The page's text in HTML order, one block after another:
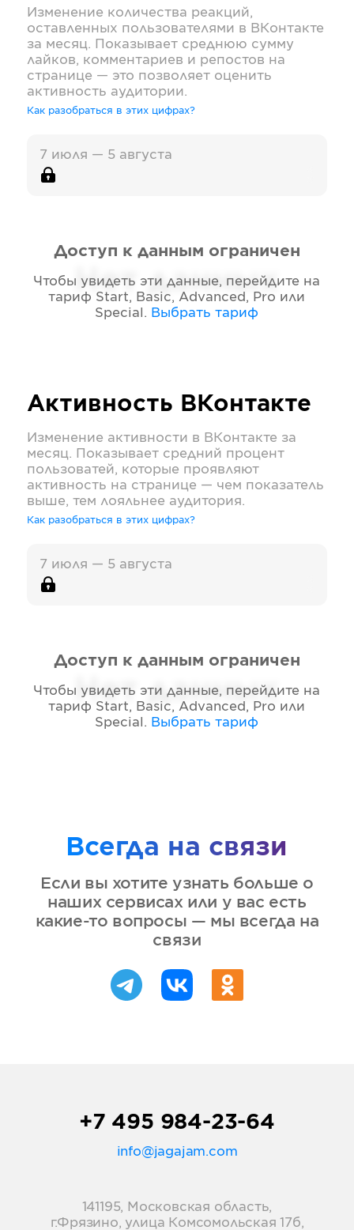
Изменение количества реакций,
оставленных пользователями в ВКонтакте
за месяц. Показывает среднюю сумму
лайков, комментариев и репостов на
странице — это позволяет оценить
активность аудитории.
Как разобраться в этих цифрах?
7 июля — 5 августа
Нет данных
Доступ к данным ограничен
Чтобы увидеть эти данные, перейдите на
тариф Start, Basic, Advanced, Pro или
Special . Выбрать тариф
Активность ВКонтакте
Изменение активности в ВКонтакте за
месяц. Показывает средний процент
пользоватей, которые проявляют
активность на странице — чем показатель
выше, тем лояльнее аудитория.
Как разобраться в этих цифрах?
7 июля — 5 августа
Нет данных
Доступ к данным ограничен
Чтобы увидеть эти данные, перейдите на
тариф Start, Basic, Advanced, Pro или
Special . Выбрать тариф
Всегда на связи
Если вы хотите узнать больше о
наших сервисах или у вас есть
какие-то вопросы — мы всегда на
связи
+7 495 984-23-64
info@jagajam.com
141195, Московская область,
г.Фрязино, улица Комсомольская 17б,